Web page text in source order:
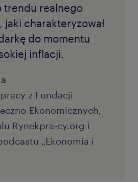
trendu realnego
jaki charakteryzował
do momentu
inflacji.
z Fundacji
Ekonomicznych,
Rynekpra-cy.org i
„Ekonomia i